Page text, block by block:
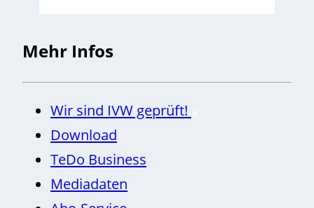
Mehr Infos
Wir sind IVW geprüft!
Download
TeDo Business
Mediadaten